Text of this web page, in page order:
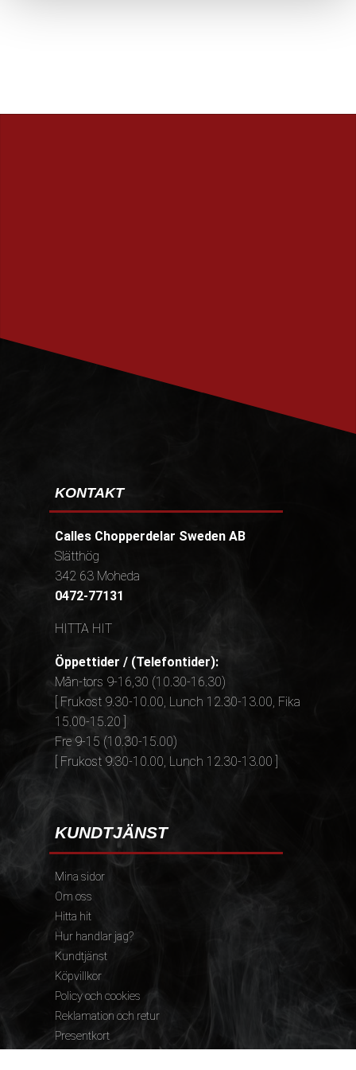
KONTAKT
Calles Chopperdelar Sweden AB
Slätthög
342 63 Moheda
0472-77131
HITTA HIT
Öppettider / (Telefontider):
Mån-tors 9-16,30 (10.30-16.30)
[ Frukost 9.30-10.00, Lunch 12.30-13.00, Fika
15.00-15.20 ]
Fre 9-15 (10.30-15.00)
[ Frukost 9.30-10.00, Lunch 12.30-13.00 ]
KUNDTJÄNST
Mina sidor
Om oss
Hitta hit
Hur handlar jag?
Kundtjänst
Köpvillkor
Policy och cookies
Reklamation och retur
Presentkort